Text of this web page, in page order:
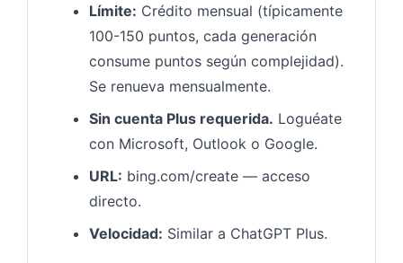
Límite: Crédito mensual (típicamente
100-150 puntos, cada generación
consume puntos según complejidad).
Se renueva mensualmente.
Sin cuenta Plus requerida. Loguéate
con Microsoft, Outlook o Google.
URL: bing.com/create — acceso
directo.
Velocidad: Similar a ChatGPT Plus.